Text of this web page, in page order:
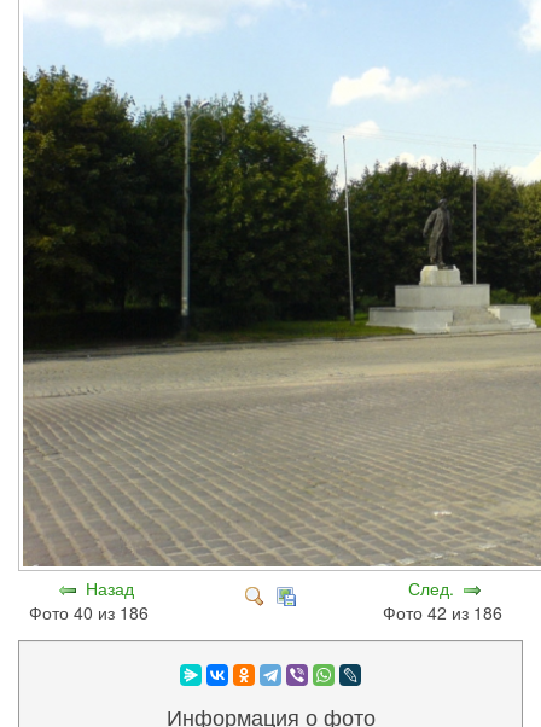
Назад
Фото 40 из 186
След.
Фото 42 из 186
Информация о фото